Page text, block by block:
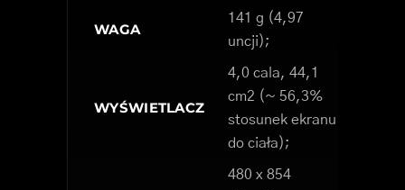
WAGA
141 g (4,97
uncji);
WYŚWIETLACZ
4,0 cala, 44,1
cm2 (~ 56,3%
stosunek ekranu
do ciała);
480 x 854